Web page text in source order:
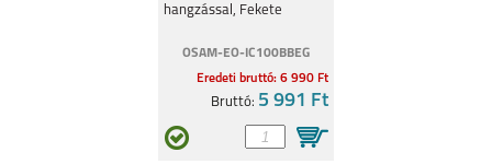
hangzással, Fekete
OSAM-EO-IC100BBEG
Eredeti bruttó: 6 990 Ft
Bruttó: 5 991 Ft